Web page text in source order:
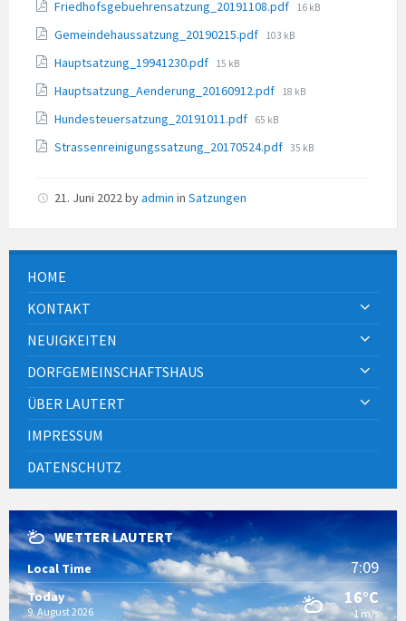
Friedhofsgebuehrensatzung_20191108.pdf File
16 kB
Gemeindehaussatzung_20190215.pdf File
103 kB
Hauptsatzung_19941230.pdf File
15 kB
Hauptsatzung_Aenderung_20160912.pdf File
18 kB
Hundesteuersatzung_20191011.pdf File
65 kB
Strassenreinigungssatzung_20170524.pdf File
35 kB
21. Juni 2022byadmin in Satzungen
HOME
KONTAKT
NEUIGKEITEN
DORFGEMEINSCHAFTSHAUS
ÜBER LAUTERT
IMPRESSUM
DATENSCHUTZ
WETTER LAUTERT
Local Time 7:09
Today
9. August 2026
16°C
1 m/s